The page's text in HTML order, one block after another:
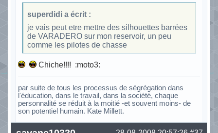
superdidi a écrit :
je vais peut etre mettre des silhouettes barrées
de VARADERO sur mon reservoir, un peu
comme les pilotes de chasse
Chiche!!!! :moto3:
par suite de tous les processus de ségrégation dans
l'éducation, dans le travail, dans la société, chaque
personnalité se réduit à la moitié -et souvent moins- de
son potentiel humain. Kate Millett.
Hors ligne